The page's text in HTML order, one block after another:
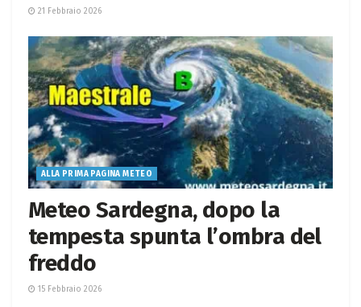
21 Febbraio 2026
ALLA PRIMA PAGINA METEO
Meteo Sardegna, dopo la
tempesta spunta l’ombra del
freddo
15 Febbraio 2026